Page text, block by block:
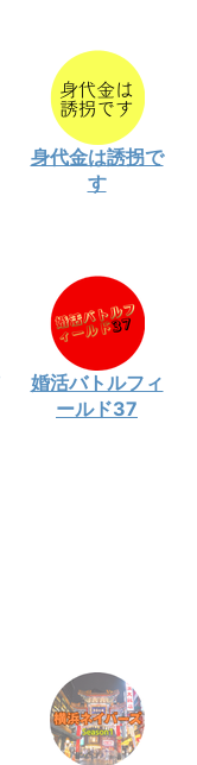
身代金は誘拐で
す
婚活バトルフィ
ールド37